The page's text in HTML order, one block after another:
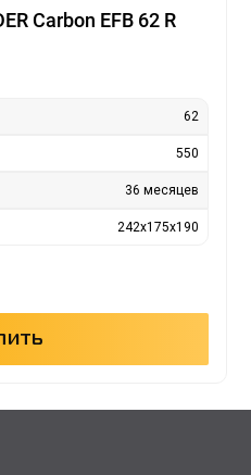
Carbon EFB 62 R
62
550
36 месяцев
242x175x190